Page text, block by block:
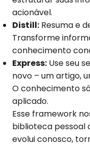
acionável.
Distill: Resuma e
Transforme
conhecimento
Express: Use seu
novo – um artigo,
O conhecimento
aplicado.
Esse framework
biblioteca pessoal
evolui conosco,